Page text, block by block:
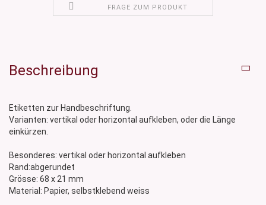
FRAGE ZUM PRODUKT
Beschreibung
Etiketten zur Handbeschriftung.
Varianten: vertikal oder horizontal aufkleben, oder die Länge
einkürzen.
Besonderes: vertikal oder horizontal aufkleben
Rand:abgerundet
Grösse: 68 x 21 mm
Material: Papier, selbstklebend weiss